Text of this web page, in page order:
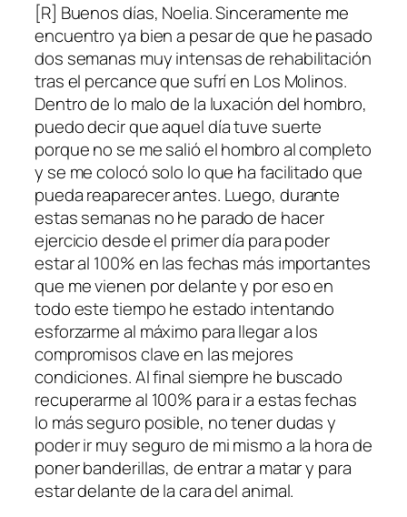
[R] Buenos días, Noelia. Sinceramente me
encuentro ya bien a pesar de que he pasado
dos semanas muy intensas de rehabilitación
tras el percance que sufrí en Los Molinos.
Dentro de lo malo de la luxación del hombro,
puedo decir que aquel día tuve suerte
porque no se me salió el hombro al completo
y se me colocó solo lo que ha facilitado que
pueda reaparecer antes. Luego, durante
estas semanas no he parado de hacer
ejercicio desde el primer día para poder
estar al 100% en las fechas más importantes
que me vienen por delante y por eso en
todo este tiempo he estado intentando
esforzarme al máximo para llegar a los
compromisos clave en las mejores
condiciones. Al final siempre he buscado
recuperarme al 100% para ir a estas fechas
lo más seguro posible, no tener dudas y
poder ir muy seguro de mi mismo a la hora de
poner banderillas, de entrar a matar y para
estar delante de la cara del animal.